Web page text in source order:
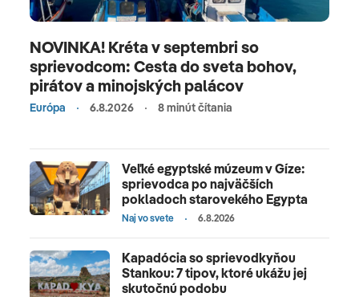
NOVINKA! Kréta v septembri so
sprievodcom: Cesta do sveta bohov,
pirátov a minojských palácov
Európa 6.8.2026 8 minút čítania
Veľké egyptské múzeum v Gíze:
sprievodca po najväčších
pokladoch starovekého Egypta
Naj vo svete 6.8.2026
Kapadócia so sprievodkyňou
Stankou: 7 tipov, ktoré ukážu jej
skutočnú podobu